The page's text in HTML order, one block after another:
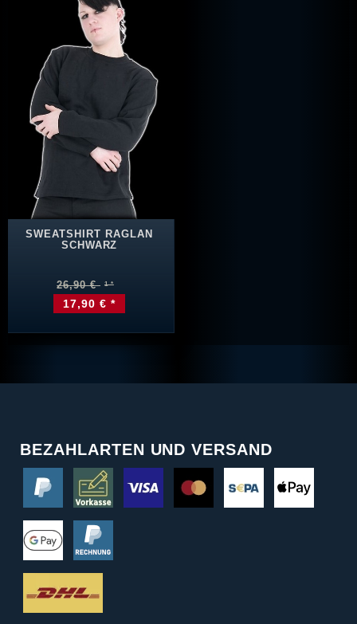
SWEATSHIRT RAGLAN
SCHWARZ
26,90 €
17,90 € *
BEZAHLARTEN UND VERSAND